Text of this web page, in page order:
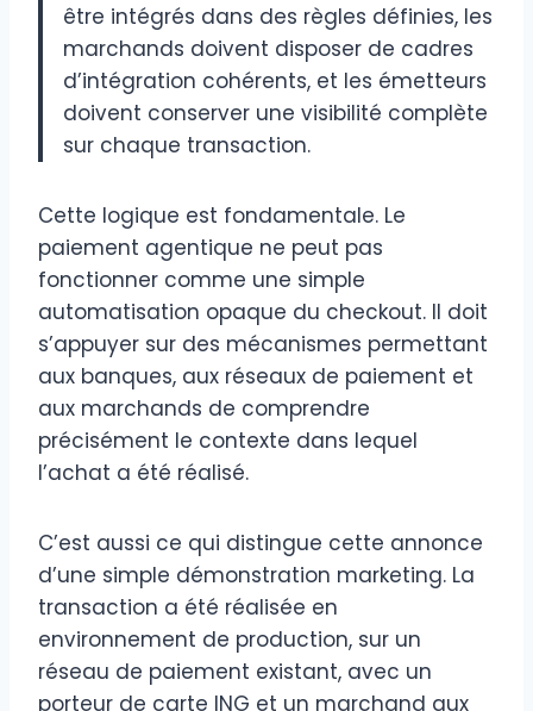
être intégrés dans des règles définies, les
marchands doivent disposer de cadres
d’intégration cohérents, et les émetteurs
doivent conserver une visibilité complète
sur chaque transaction.
Cette logique est fondamentale. Le
paiement agentique ne peut pas
fonctionner comme une simple
automatisation opaque du checkout. Il doit
s’appuyer sur des mécanismes permettant
aux banques, aux réseaux de paiement et
aux marchands de comprendre
précisément le contexte dans lequel
l’achat a été réalisé.
C’est aussi ce qui distingue cette annonce
d’une simple démonstration marketing. La
transaction a été réalisée en
environnement de production, sur un
réseau de paiement existant, avec un
porteur de carte ING et un marchand aux